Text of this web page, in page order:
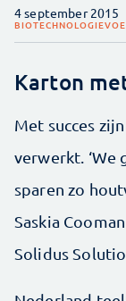
4 september 2015
BIOTECHNOLOGIE
Karton
Met succes
verwerkt. ‘We
sparen zo
Saskia
Solidus